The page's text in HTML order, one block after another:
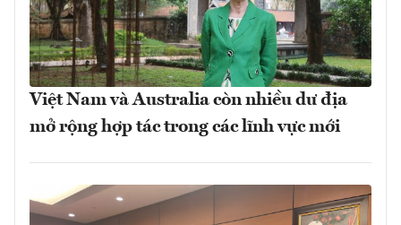
Việt Nam và Australia còn nhiều dư địa
mở rộng hợp tác trong các lĩnh vực mới